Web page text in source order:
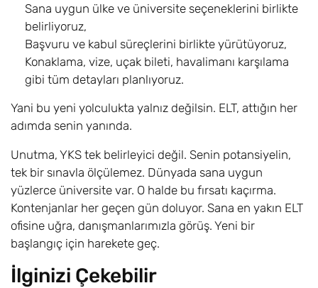
İlginizi Çekebilir
Sana uygun ülke ve üniversite seçeneklerini birlikte
belirliyoruz,
Başvuru ve kabul süreçlerini birlikte yürütüyoruz,
Konaklama, vize, uçak bileti, havalimanı karşılama
gibi tüm detayları planlıyoruz.
Yani bu yeni yolculukta yalnız değilsin. ELT, attığın her
adımda senin yanında.
Unutma, YKS tek belirleyici değil. Senin potansiyelin,
tek bir sınavla ölçülemez. Dünyada sana uygun
yüzlerce üniversite var. O halde bu fırsatı kaçırma.
Kontenjanlar her geçen gün doluyor. Sana en yakın ELT
ofisine uğra, danışmanlarımızla görüş. Yeni bir
başlangıç için harekete geç.